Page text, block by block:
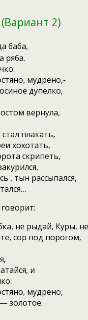
2)
баба,
ряба.
мудрёно,-
дупёлко,
вернула,
плакать,
хохотать,
скрипеть,
, тын рассыпался,
не рыдай, Куры,
сор под порогом,
и
мудрёно,
золотое.